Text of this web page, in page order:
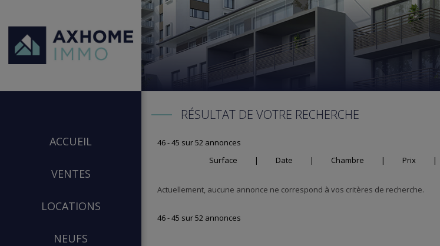
ACCUEIL
VENTES
LOCATIONS
NEUFS
RÉSULTAT DE VOTRE RECHERCHE
46 - 45 sur 52 annonces
Surface
| Date | Chambre | Prix |
Actuellement, aucune annonce ne correspond à vos critères de recherche.
46 - 45 sur 52 annonces